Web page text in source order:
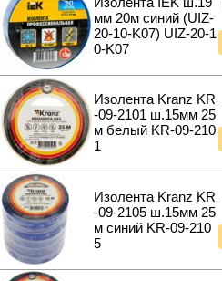
мм 20м синий (UIZ-
20-10-K07) UIZ-20-1
0-K07
Изолента Kranz KR
-09-2101 ш.15мм 25
м белый KR-09-210
1
Изолента Kranz KR
-09-2105 ш.15мм 25
м синий KR-09-210
5